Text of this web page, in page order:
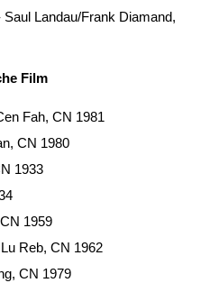
Landau/Frank Diamand,
Film
Fah, CN 1981
CN 1980
1933
1959
Reb, CN 1962
CN 1979